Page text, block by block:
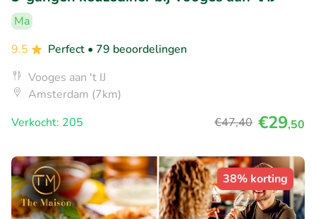
Ma
9.5
Perfect • 79 beoordelingen
Vooges aan 't IJ
Amsterdam (7km)
Verkocht: 205
€47,40 €29,50
38% korting